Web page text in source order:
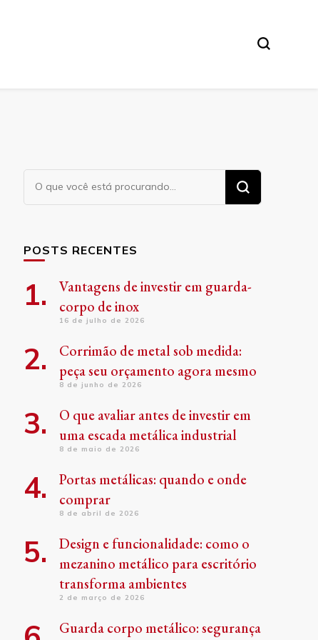
Procurando
algo?
POSTS RECENTES
Vantagens de investir em guarda-
corpo de inox
16 de julho de 2026
Corrimão de metal sob medida:
peça seu orçamento agora mesmo
8 de junho de 2026
O que avaliar antes de investir em
uma escada metálica industrial
8 de maio de 2026
Portas metálicas: quando e onde
comprar
8 de abril de 2026
Design e funcionalidade: como o
mezanino metálico para escritório
transforma ambientes
2 de março de 2026
Guarda corpo metálico: segurança